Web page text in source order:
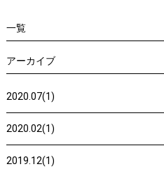
一覧
アーカイブ
2020.07(1)
2020.02(1)
2019.12(1)